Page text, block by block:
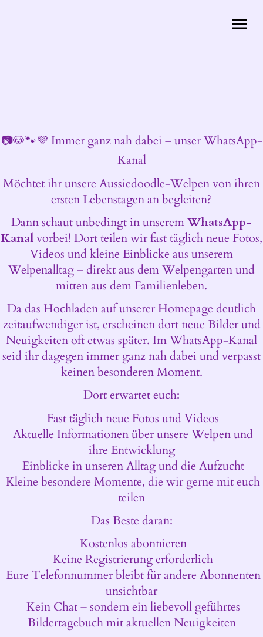
📷🐶🐾💜 Immer ganz nah dabei – unser WhatsApp-
Kanal
Möchtet ihr unsere Aussiedoodle-Welpen von ihren
ersten Lebenstagen an begleiten?
Dann schaut unbedingt in unseremWhatsApp-
Kanalvorbei! Dort teilen wir fast täglich neue Fotos,
Videos und kleine Einblicke aus unserem
Welpenalltag – direkt aus dem Welpengarten und
mitten aus dem Familienleben.
Da das Hochladen auf unserer Homepage deutlich
zeitaufwendiger ist, erscheinen dort neue Bilder und
Neuigkeiten oft etwas später. Im WhatsApp-Kanal
seid ihr dagegen immer ganz nah dabei und verpasst
keinen besonderen Moment.
Dort erwartet euch:
Fast täglich neue Fotos und Videos
Aktuelle Informationen über unsere Welpen und
ihre Entwicklung
Einblicke in unseren Alltag und die Aufzucht
Kleine besondere Momente, die wir gerne mit euch
teilen
Das Beste daran:
Kostenlos abonnieren
Keine Registrierung erforderlich
Eure Telefonnummer bleibt für andere Abonnenten
unsichtbar
Kein Chat – sondern ein liebevoll geführtes
Bildertagebuch mit aktuellen Neuigkeiten